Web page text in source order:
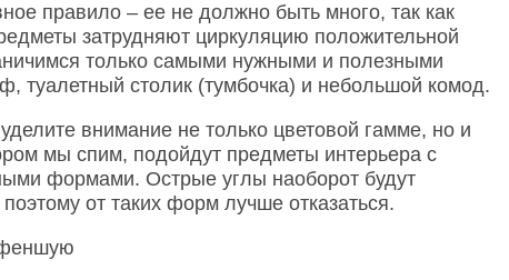
правило – ее не должно быть много, так как
затрудняют циркуляцию положительной
только самыми нужными и полезными
туалетный столик (тумбочка) и небольшой комод.
внимание не только цветовой гамме, но и
мы спим, подойдут предметы интерьера с
формами. Острые углы наоборот будут
от таких форм лучше отказаться.